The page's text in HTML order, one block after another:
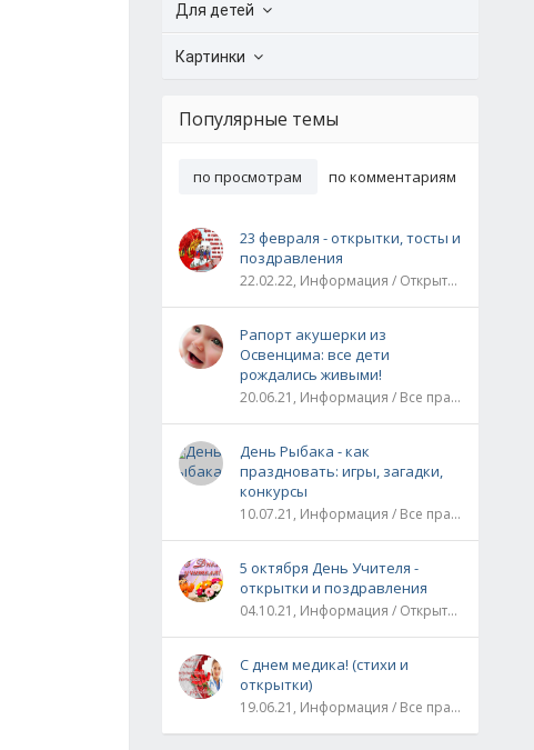
Для детей
Картинки
Популярные темы
по просмотрам по комментариям
23 февраля - открытки, тосты и
поздравления
22.02.22, Информация / Открытки / Все праздники
Рапорт акушерки из
Освенцима: все дети
рождались живыми!
20.06.21, Информация / Все праздники / Рассказы и истории
День Рыбака - как
праздновать: игры, загадки,
конкурсы
10.07.21, Информация / Все праздники
5 октября День Учителя -
открытки и поздравления
04.10.21, Информация / Открытки / Все праздники
С днем медика! (стихи и
открытки)
19.06.21, Информация / Все праздники